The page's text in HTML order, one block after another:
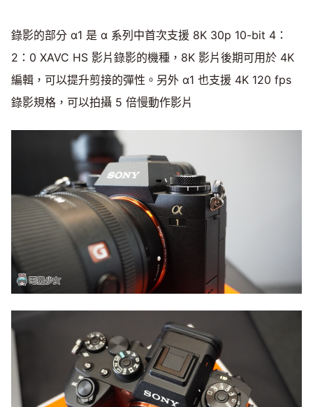
錄影的部分 α1 是 α 系列中首次支援 8K 30p 10-bit 4：
2：0 XAVC HS 影片錄影的機種，8K 影片後期可用於 4K
編輯，可以提升剪接的彈性。另外 α1 也支援 4K 120 fps
錄影規格，可以拍攝 5 倍慢動作影片